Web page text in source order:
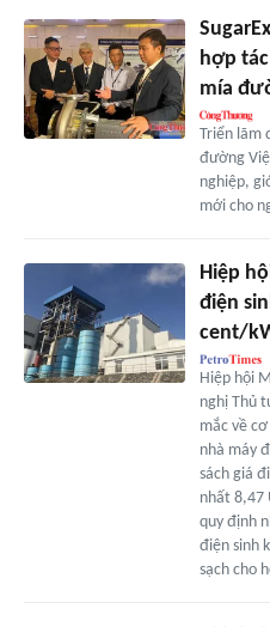
hợp
mía
Triển lãm
đường
nghiệp,
mới cho
Hiệp
điện
cent/
Hiệp hội
nghị Thủ
mắc về
nhà máy
sách giá
nhất 8,47
quy định
điện sinh
sạch cho